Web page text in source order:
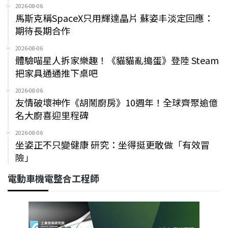
2026-08-06
馬斯克稱SpaceX只用輝達晶片 蘇姿丰淡定回應：
期待長期合作
2026-08-06
體驗喵星人拆家樂趣！《貓貓亂搗蛋》登陸 Steam
把家具通通推下桌吧
2026-08-06
友情破壞神作《胡鬧廚房》10週年！全球齊聚逾億
名大廚喜迎里程碑
2026-08-06
坐姿正不只變健康 研究：坐得挺更敢做「有效冒
險」
電動車機電整合工程師